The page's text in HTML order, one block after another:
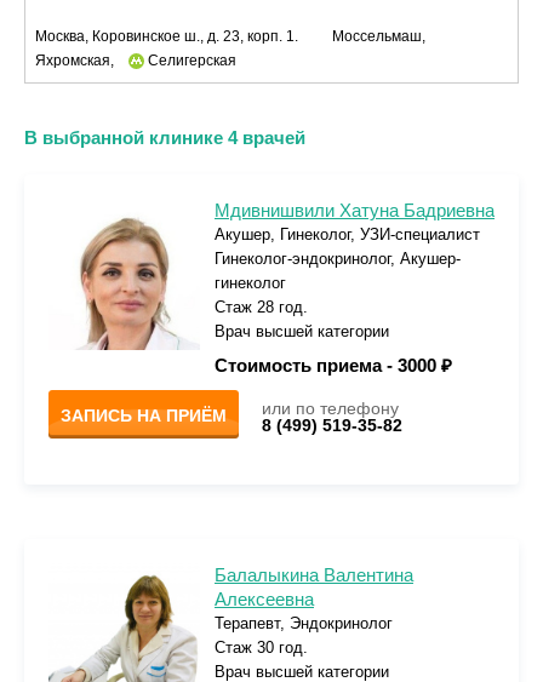
Москва, Коровинское ш., д. 23, корп. 1.
Моссельмаш,
Яхромская,
Селигерская
В выбранной клинике 4 врачей
Мдивнишвили Хатуна Бадриевна
Акушер, Гинеколог, УЗИ-специалист
Гинеколог-эндокринолог, Акушер-
гинеколог
Стаж 28 год.
Врач высшей категории
Стоимость приема - 3000 ₽
ЗАПИСЬ НА ПРИЁМ
или по телефону
8 (499) 519-35-82
Балалыкина Валентина
Алексеевна
Терапевт, Эндокринолог
Стаж 30 год.
Врач высшей категории